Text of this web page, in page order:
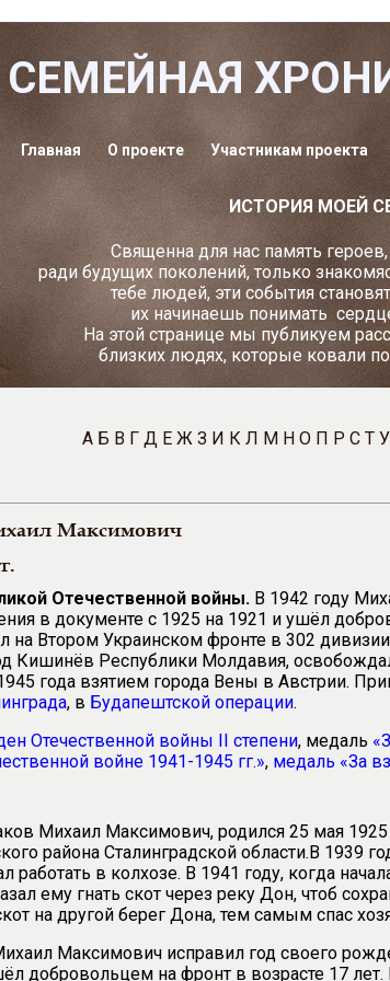
СЕМЕЙНАЯ
Главная О проекте Участникам проекта
ИСТОРИЯ МОЕЙ
Священна для нас память
ради будущих поколений, только
тебе людей, эти события
их начинаешь понимать
На этой странице мы публикуем
близких людях, которые ковали
А Б В Г Д Е Ж З И К Л М Н О П Р С Т У
Максимович
Отечественной войны. В 1942 году
в документе с 1925 на 1921 и ушёл
на Втором Украинском фронте в 302
Кишинёв Республики Молдавия,
года взятием города Вены в Австрии.
, в Будапештской операции.
Отечественной войны II степени, медаль
войне 1941-1945 гг.», медаль «За
Михаил Максимович, родился 25 мая 1925
района Сталинградской области.В 1939
работать в колхозе. В 1941 году, когда
ему гнать скот через реку Дон, чтоб
на другой берег Дона, тем самым спас
Максимович исправил год своего
добровольцем на фронт в возрасте 17 лет.